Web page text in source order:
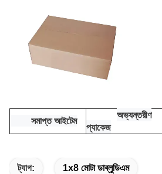
সমাপ্ত আইটেম
অভ্যন্তরীণ
প্যাকেজ
ট্যাগ: 1x8 মোটা ডাব্লুডিএম